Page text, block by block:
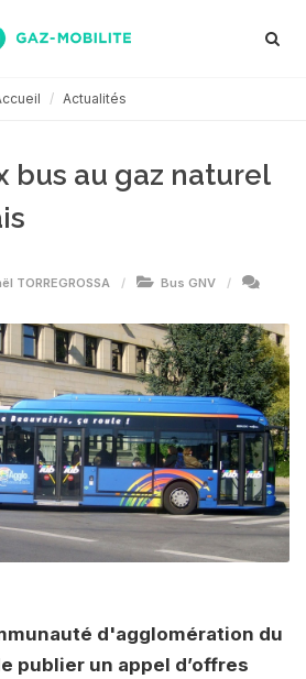
Actualités
bus au gaz naturel
TORREGROSSA Bus GNV
d'agglomération du
publier un appel d’offres